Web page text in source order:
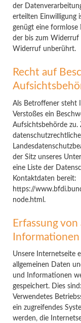
der
erteilten Einwilligung
genügt eine formlose
der bis zum
Widerruf unberührt.
Recht auf
Als Betroffener steht
Verstoßes ein
Aufsichtsbehörde zu.
der Sitz unseres
eine Liste der
Kontaktdaten bereit:
https://
node.html.
Erfassung
Informationen
Unsere Internetseite
allgemeinen Daten
und Informationen
gespeichert. Dies
Verwendetes
ein zugreifendes
werden, die